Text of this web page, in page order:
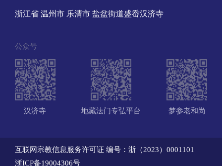
浙江省 温州市 乐清市 盐盆街道盛岙汉济寺
公众号
汉济寺 地藏法门专弘平台 梦参老和尚
互联网宗教信息服务许可证 编号：浙（2023）0001101
浙ICP备19004306号